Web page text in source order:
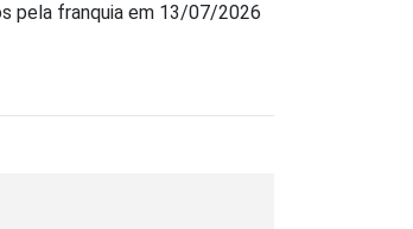
pela franquia em 13/07/2026